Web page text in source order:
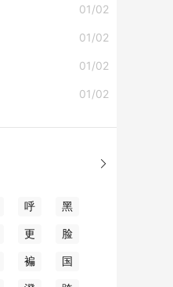
01/02
01/02
01/02
01/02

呼 黑
更 脸
褊 国